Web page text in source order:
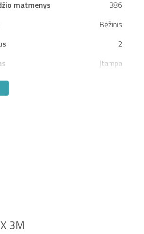
matmenys
386
Bėžinis
2
Įtampa
3M